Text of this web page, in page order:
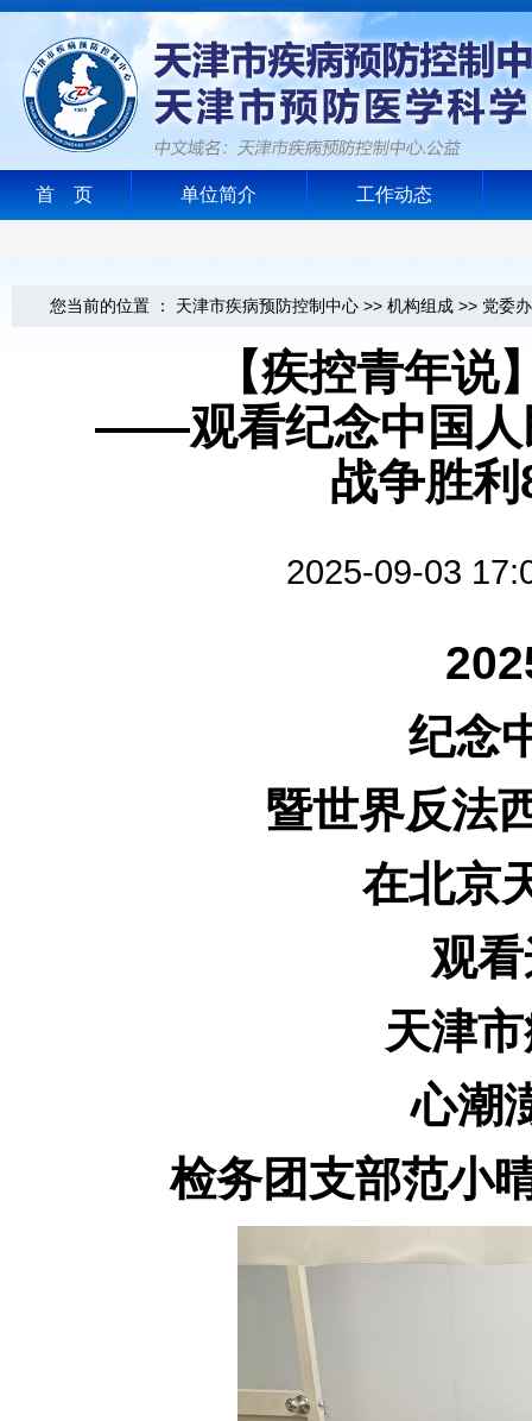
首 页 单位简介 工作动态
您当前的位置 ： 天津市疾病预防控制中心 >> 机构组成 >> 党委
【疾控青年说
——观看纪念中国人
战争胜
2025-09-03
纪念
暨世界反法
在北京
观
天津
心潮
检务团支部范小